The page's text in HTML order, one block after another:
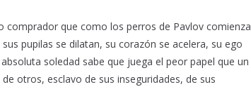
comprador que como los perros de Pavlov comienza
pupilas se dilatan, su corazón se acelera, su ego
soledad sabe que juega el peor papel que un
otros, esclavo de sus inseguridades, de sus